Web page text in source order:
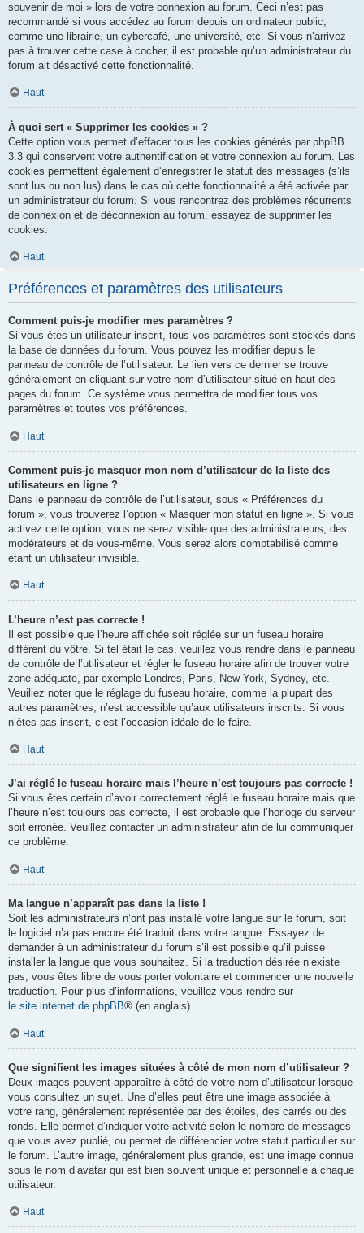
souvenir de moi » lors de votre connexion au forum. Ceci n’est pas
recommandé si vous accédez au forum depuis un ordinateur public,
comme une librairie, un cybercafé, une université, etc. Si vous n’arrivez
pas à trouver cette case à cocher, il est probable qu’un administrateur du
forum ait désactivé cette fonctionnalité.
Haut
À quoi sert « Supprimer les cookies » ?
Cette option vous permet d’effacer tous les cookies générés par phpBB
3.3 qui conservent votre authentification et votre connexion au forum. Les
cookies permettent également d’enregistrer le statut des messages (s’ils
sont lus ou non lus) dans le cas où cette fonctionnalité a été activée par
un administrateur du forum. Si vous rencontrez des problèmes récurrents
de connexion et de déconnexion au forum, essayez de supprimer les
cookies.
Haut
Préférences et paramètres des utilisateurs
Comment puis-je modifier mes paramètres ?
Si vous êtes un utilisateur inscrit, tous vos paramètres sont stockés dans
la base de données du forum. Vous pouvez les modifier depuis le
panneau de contrôle de l’utilisateur. Le lien vers ce dernier se trouve
généralement en cliquant sur votre nom d’utilisateur situé en haut des
pages du forum. Ce système vous permettra de modifier tous vos
paramètres et toutes vos préférences.
Haut
Comment puis-je masquer mon nom d’utilisateur de la liste des
utilisateurs en ligne ?
Dans le panneau de contrôle de l’utilisateur, sous « Préférences du
forum », vous trouverez l’option « Masquer mon statut en ligne ». Si vous
activez cette option, vous ne serez visible que des administrateurs, des
modérateurs et de vous-même. Vous serez alors comptabilisé comme
étant un utilisateur invisible.
Haut
L’heure n’est pas correcte !
Il est possible que l’heure affichée soit réglée sur un fuseau horaire
différent du vôtre. Si tel était le cas, veuillez vous rendre dans le panneau
de contrôle de l’utilisateur et régler le fuseau horaire afin de trouver votre
zone adéquate, par exemple Londres, Paris, New York, Sydney, etc.
Veuillez noter que le réglage du fuseau horaire, comme la plupart des
autres paramètres, n’est accessible qu’aux utilisateurs inscrits. Si vous
n’êtes pas inscrit, c’est l’occasion idéale de le faire.
Haut
J’ai réglé le fuseau horaire mais l’heure n’est toujours pas correcte !
Si vous êtes certain d’avoir correctement réglé le fuseau horaire mais que
l’heure n’est toujours pas correcte, il est probable que l’horloge du serveur
soit erronée. Veuillez contacter un administrateur afin de lui communiquer
ce problème.
Haut
Ma langue n’apparaît pas dans la liste !
Soit les administrateurs n’ont pas installé votre langue sur le forum, soit
le logiciel n’a pas encore été traduit dans votre langue. Essayez de
demander à un administrateur du forum s’il est possible qu’il puisse
installer la langue que vous souhaitez. Si la traduction désirée n’existe
pas, vous êtes libre de vous porter volontaire et commencer une nouvelle
traduction. Pour plus d’informations, veuillez vous rendre sur
le site internet de phpBB® (en anglais).
Haut
Que signifient les images situées à côté de mon nom d’utilisateur ?
Deux images peuvent apparaître à côté de votre nom d’utilisateur lorsque
vous consultez un sujet. Une d’elles peut être une image associée à
votre rang, généralement représentée par des étoiles, des carrés ou des
ronds. Elle permet d’indiquer votre activité selon le nombre de messages
que vous avez publié, ou permet de différencier votre statut particulier sur
le forum. L’autre image, généralement plus grande, est une image connue
sous le nom d’avatar qui est bien souvent unique et personnelle à chaque
utilisateur.
Haut